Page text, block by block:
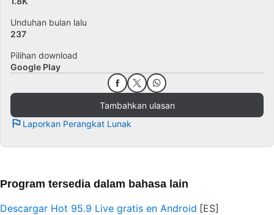
Unduhan bulan lalu
237
Pilihan download
Google Play
Tambahkan ulasan
Laporkan Perangkat Lunak
Program tersedia dalam bahasa lain
Descargar Hot 95.9 Live gratis en Android